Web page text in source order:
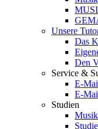
Unsere
Das
Den
Service &
E-
E-
Studien